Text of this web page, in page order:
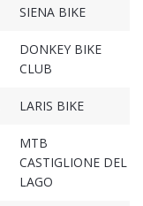
SIENA BIKE
DONKEY BIKE
CLUB
LARIS BIKE
MTB
CASTIGLIONE DEL
LAGO